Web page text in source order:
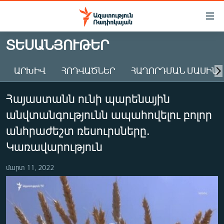
Մատչելիության
Անցնել
հիմնական
Անցնել
հիմնական
մենյուին
Որոնում
ԱԶԱՏՈՒԹՅՈՒՆ TV
ՀԱՅԱՍՏԱՆ
ԸՆՏՐՈՒԹՅՈՒՆՆԵՐ 2026
ԻՐԱՎՈՒՆՔ
ՀԱՍԱՐԱԿՈՒԹՅՈՒՆ
ՂԱՐԱԲԱՂ
ՊԱՏԵՐԱԶՄԻ 6 ՇԱԲԱԹՆԵՐԸ
ՏԱՐԱԾԱՇՐՋԱՆ
ՏԵՍԱՆՅՈՒԹԵՐ
ԱՐԽԻՎ ՀՈԴՎԱԾՆԵՐ ՀԱՂՈՐԴՄԱՆ ՄԱՍԻՆ
Հայաստանն ունի պարենային
անվտանգությունն ապահովելու բոլոր
անհրաժեշտ ռեսուրսները.
Կառավարություն
մարտ 11, 2022